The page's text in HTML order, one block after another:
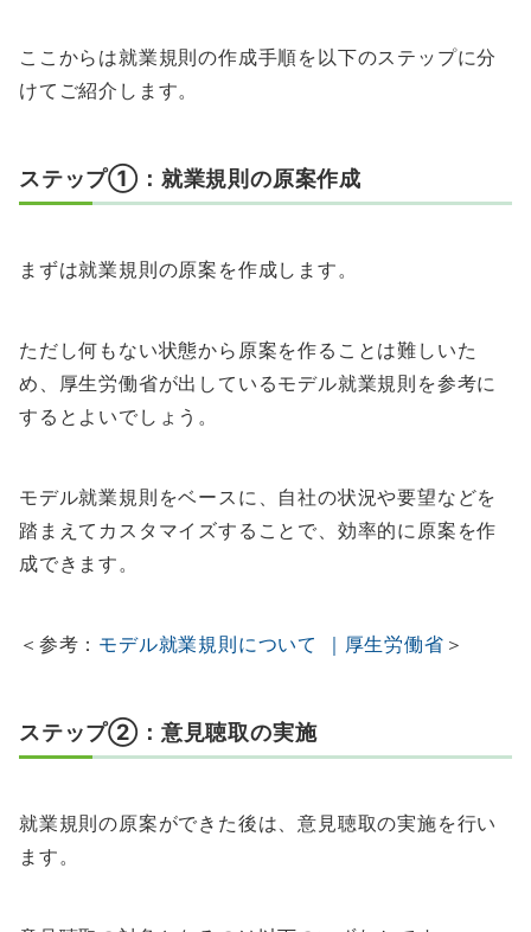
ここからは就業規則の作成手順を以下のステップに分
けてご紹介します。
ステップ①：就業規則の原案作成
まずは就業規則の原案を作成します。
ただし何もない状態から原案を作ることは難しいた
め、厚生労働省が出しているモデル就業規則を参考に
するとよいでしょう。
モデル就業規則をベースに、自社の状況や要望などを
踏まえてカスタマイズすることで、効率的に原案を作
成できます。
＜参考： モデル就業規則について ｜厚生労働省 ＞
ステップ②：意見聴取の実施
就業規則の原案ができた後は、意見聴取の実施を行い
ます。